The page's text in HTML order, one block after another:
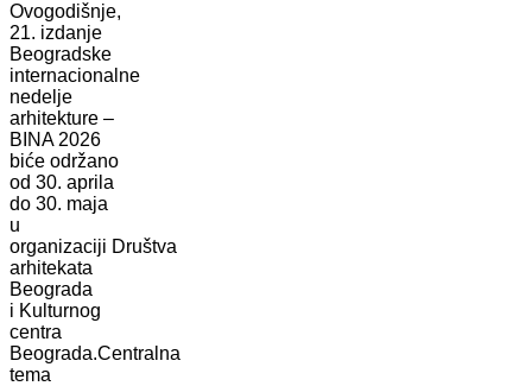
Ovogodišnje,
21. izdanje
Beogradske
internacionalne
nedelje
arhitekture –
BINA 2026
biće održano
od 30. aprila
do 30. maja
u
organizaciji Društva
arhitekata
Beograda
i Kulturnog
centra
Beograda.Centralna
tema